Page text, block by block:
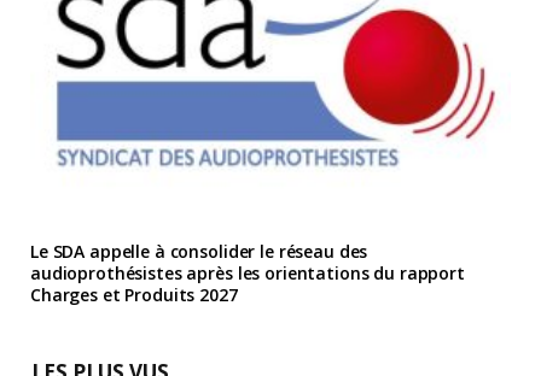
Le SDA appelle à consolider le réseau des
audioprothésistes après les orientations du rapport
Charges et Produits 2027